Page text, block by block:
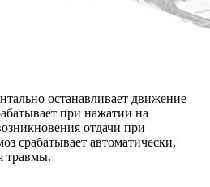
останавливает движение
при нажатии на
отдачи при
срабатывает автоматически,
травмы.